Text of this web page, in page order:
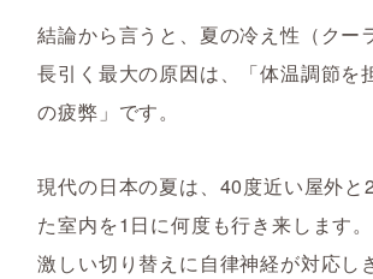
結論から言うと、夏の冷え性（クー
長引く最大の原因は、「体温調節を
の疲弊」です。
現代の日本の夏は、40度近い屋外と
た室内を1日に何度も行き来します
激しい切り替えに自律神経が対応し